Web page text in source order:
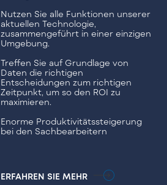
Nutzen Sie alle Funktionen unserer
aktuellen Technologie,
zusammengeführt in einer einzigen
Umgebung.
Treffen Sie auf Grundlage von
Daten die richtigen
Entscheidungen zum richtigen
Zeitpunkt, um so den ROI zu
maximieren.
Enorme Produktivitätssteigerung
bei den Sachbearbeitern
ERFAHREN SIE MEHR